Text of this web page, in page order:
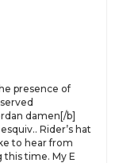
presence of
damen[/b]
Rider’s hat
to hear from
time. My E